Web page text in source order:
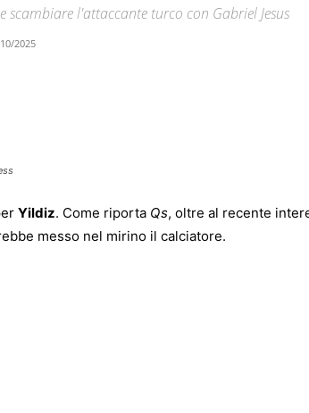
scambiare l'attaccante turco con Gabriel Jesus
2025
Yildiz. Come riporta Qs, oltre al recente
messo nel mirino il calciatore.